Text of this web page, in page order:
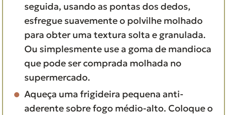
seguida, usando as pontas dos dedos,
esfregue suavemente o polvilhe molhado
para obter uma textura solta e granulada.
Ou simplesmente use a goma de mandioca
que pode ser comprada molhada no
supermercado.
Aqueça uma frigideira pequena anti-
aderente sobre fogo médio-alto. Coloque o